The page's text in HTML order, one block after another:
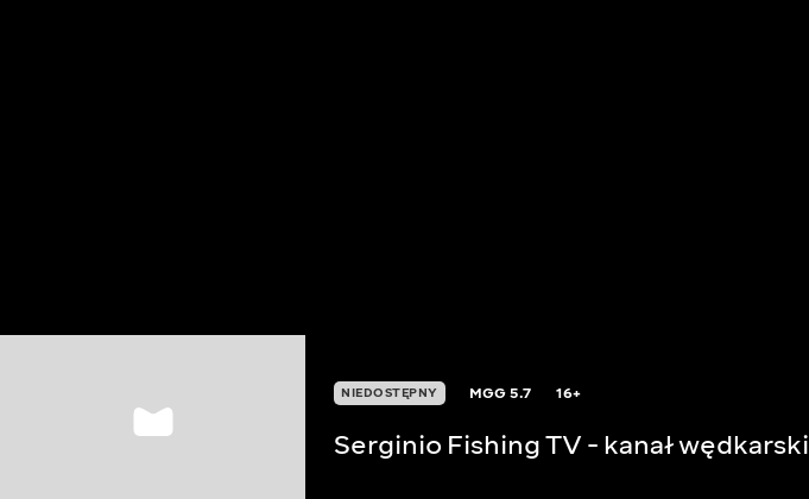
NIEDOSTĘPNY MGG5.7 16+
Serginio Fishing TV - kanał wędkarski